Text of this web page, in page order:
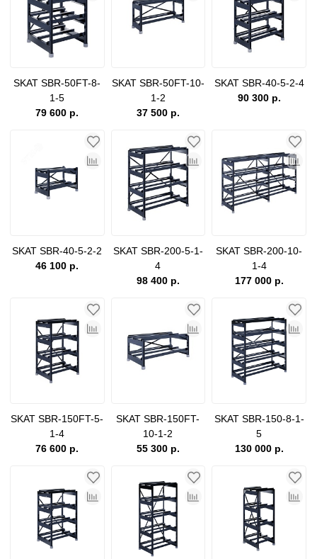
SKAT SBR-50FT-8-
1-5
79 600 р.
SKAT SBR-50FT-10-
1-2
37 500 р.
SKAT SBR-40-5-2-4
90 300 р.
SKAT SBR-40-5-2-2
46 100 р.
SKAT SBR-200-5-1-
4
98 400 р.
SKAT SBR-200-10-
1-4
177 000 р.
SKAT SBR-150FT-5-
1-4
76 600 р.
SKAT SBR-150FT-
10-1-2
55 300 р.
SKAT SBR-150-8-1-
5
130 000 р.